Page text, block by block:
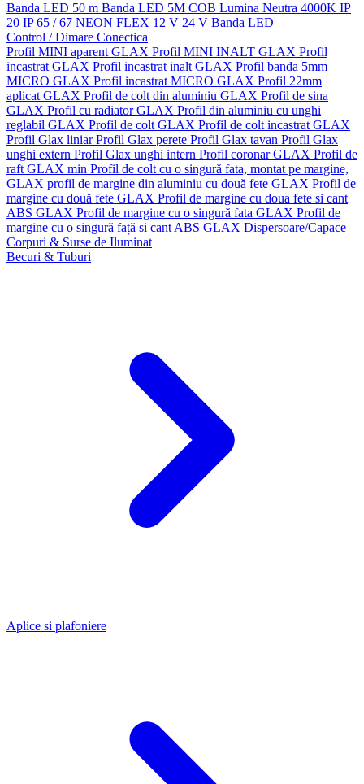
Banda LED 50 m Banda LED 5M COB Lumina Neutra 4000K IP
20 IP 65 / 67 NEON FLEX 12 V 24 V Banda LED
Control / Dimare Conectica
Profil MINI aparent GLAX Profil MINI INALT GLAX Profil
incastrat GLAX Profil incastrat inalt GLAX Profil banda 5mm
MICRO GLAX Profil incastrat MICRO GLAX Profil 22mm
aplicat GLAX Profil de colt din aluminiu GLAX Profil de sina
GLAX Profil cu radiator GLAX Profil din aluminiu cu unghi
reglabil GLAX Profil de colt GLAX Profil de colt incastrat GLAX
Profil Glax liniarProfil Glax perete Profil Glax tavan Profil Glax
unghi extern Profil Glax unghi intern Profil coronar GLAX Profil de
raft GLAX min Profil de colt cu o singură fata, montat pe margine,
GLAX profil de margine din aluminiu cu două fete GLAX Profil de
margine cu două fete GLAX Profil de margine cu doua fete si cant
ABS GLAX Profil de margine cu o singură fata GLAX Profil de
margine cu o singură față si cant ABS GLAX Dispersoare/Capace
Corpuri & Surse de Iluminat
Becuri & Tuburi
Aplice si plafoniere